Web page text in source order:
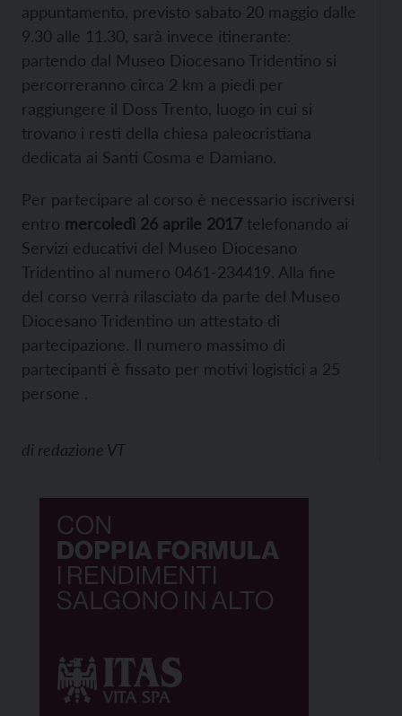
appuntamento, previsto sabato 20 maggio dalle
9.30 alle 11.30, sarà invece itinerante:
partendo dal Museo Diocesano Tridentino si
percorreranno circa 2 km a piedi per
raggiungere il Doss Trento, luogo in cui si
trovano i resti della chiesa paleocristiana
dedicata ai Santi Cosma e Damiano.
Per partecipare al corso è necessario iscriversi
entro mercoledì 26 aprile 2017 telefonando ai
Servizi educativi del Museo Diocesano
Tridentino al numero 0461-234419. Alla fine
del corso verrà rilasciato da parte del Museo
Diocesano Tridentino un attestato di
partecipazione. Il numero massimo di
partecipanti è fissato per motivi logistici a 25
persone .
di redazione VT